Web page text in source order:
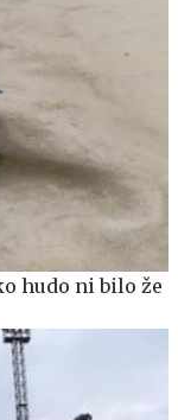
hudo ni bilo že